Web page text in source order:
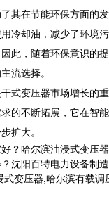
其在节能环保方面的
用冷却油，减少了环境
此，随着环保意识的
流选择。
式变压器市场增长的
的不断拓展，它在智
扩大。
？哈尔滨油浸式变压
沈阳百特电力设备制
变压器,哈尔滨有载调